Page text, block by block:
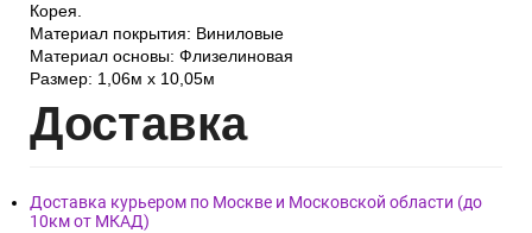
Корея.
Материал покрытия: Виниловые
Материал основы: Флизелиновая
Размер: 1,06м х 10,05м
Доставка
Доставка курьером по Москве и Московской области (до
10км от МКАД)